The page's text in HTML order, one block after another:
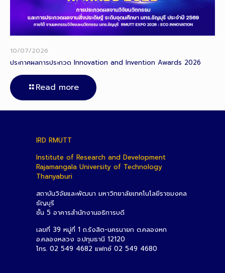
10/07/2026
ประกาศผลการประกวด Innovation and Invention Awards 2026
Read more
IRD RMUTT
Institute of Research and Development
Rajamangala University of Technology
Thanyaburi
สถาบันวิจัยและพัฒนา มหาวิทยาลัยเทคโนโลยีราชมงคล
ธัญบุรี
ชั้น 5 อาคารสำนักงานอธิการบดี
เลขที่ 39 หมู่ที่ 1 ถ.รังสิต-นครนายก ต.คลองหก
อ.คลองหลวง จ.ปทุมธานี 12120
โทร. 02 549 4682 แฟกซ์ 02 549 4680